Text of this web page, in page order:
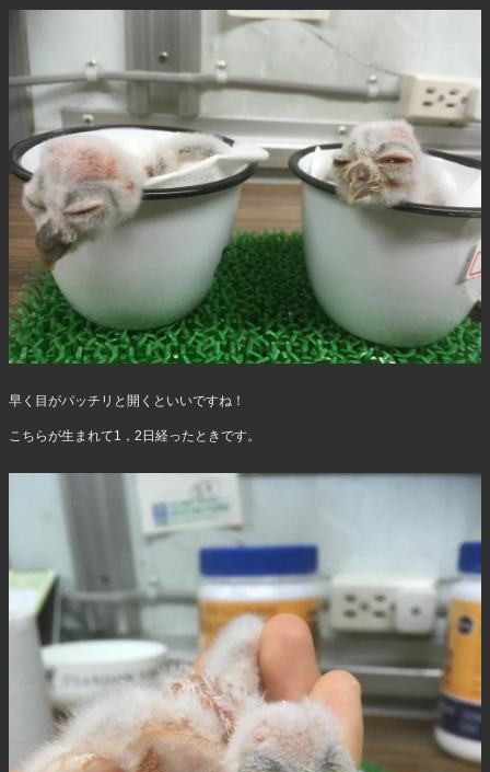
早く目がパッチリと開くといいですね！
こちらが生まれて1，2日経ったときです。